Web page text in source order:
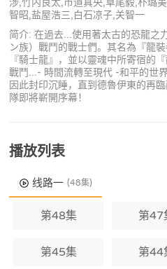
涉,竹内良太,市道真央,草尾毅,朴璐
智昭,盐屋浩三,白石凉子,关智一
简介: 在過去...使用著太古的恐龍之
ン族）戰鬥的戰士們。其名為『龍
『騎士龍』，並以靈魂中所寄宿的
戰鬥...- 時間流轉至現代 -和平的世
因此封印沉睡，直到德魯伊東的再
隊即將嶄開序幕！
播放列表
线路一 (48集)
第48集 第47
第45集 第44